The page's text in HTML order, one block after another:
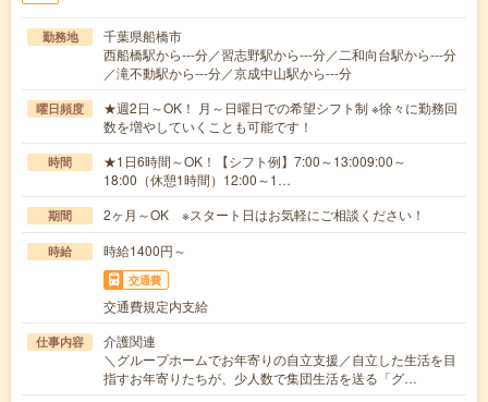
勤務地
千葉県船橋市
西船橋駅から---分／習志野駅から---分／二和向台駅から---分
／滝不動駅から---分／京成中山駅から---分
曜日頻度
★週2日～OK！ 月～日曜日での希望シフト制 ※徐々に勤務回
数を増やしていくことも可能です！
時間
★1日6時間～OK！【シフト例】7:00～13:009:00～
18:00（休憩1時間）12:00～1…
期間 2ヶ月～OK ※スタート日はお気軽にご相談ください！
時給 時給1400円～
交通費
交通費規定内支給
仕事内容
介護関連
＼グループホームでお年寄りの自立支援／自立した生活を目
指すお年寄りたちが、少人数で集団生活を送る「グ…